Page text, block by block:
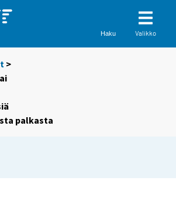
Haku Valikko
>
palkasta